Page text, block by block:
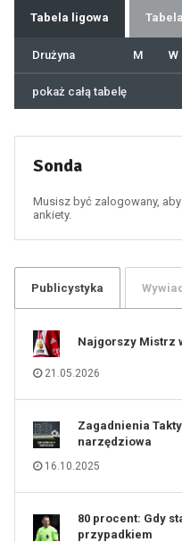
Tabela ligowa
Drużyna M W
pokaż całą tabelę
Sonda
Musisz być zalogowany,
ankiety.
Publicystyka
Najgorszy Mistrz
21.05.2026
Zagadnienia
narzędziowa
16.10.2025
80 procent: Gdy
przypadkiem